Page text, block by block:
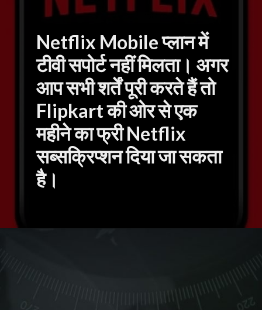
Netflix Mobile प्लान में
टीवी सपोर्ट नहीं मिलता। अगर
आप सभी शर्तें पूरी करते हैं तो
Flipkart की ओर से एक
महीने का फ्री Netflix
सब्सक्रिप्शन दिया जा सकता
है।